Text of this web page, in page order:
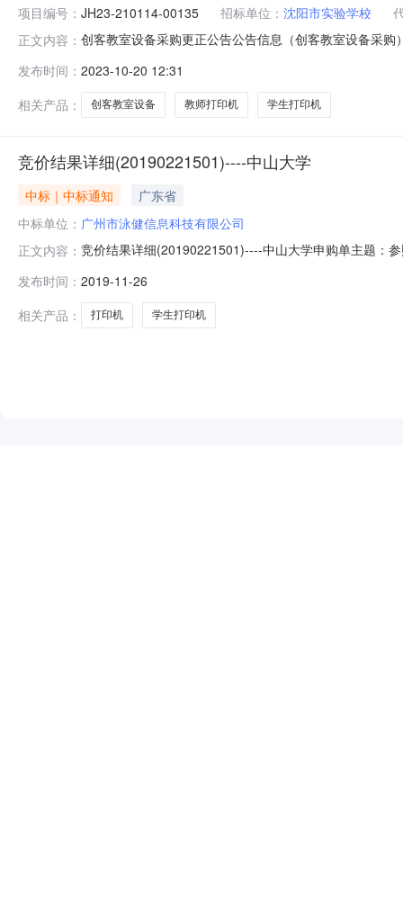
项目编号： JH23-210114-00135 招标单位： 沈阳市实验学校
正文内容： 创客教室设备采购更正公告公告信息（创客教室设备采
21.电脑终端，现变更为有，具体产品为21.电脑终端。
发布时间： 2023-10-20 12:31
相关产品：
创客教室设备 教师打印机 学生打印机
竞价结果详细(20190221501)----中山大学
中标｜中标通知
广东省
中标单位： 广州市泳健信息科技有限公司
正文内容： 竞价结果详细(20190221501)----中山大学申购单主题：
彩色多功能一体机是HPLaserJetProM281fdw彩色多功
发布时间： 2019-11-26
相关产品：
打印机 学生打印机